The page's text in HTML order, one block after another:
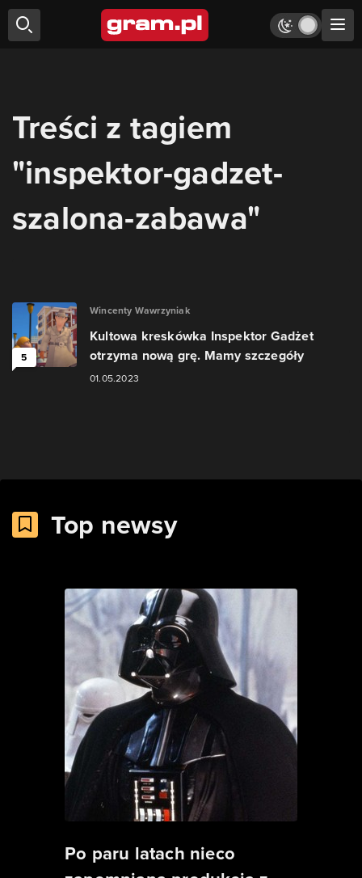
Treści z tagiem
"inspektor-gadzet-
szalona-zabawa"
5
Wincenty Wawrzyniak
Kultowa kreskówka Inspektor Gadżet
otrzyma nową grę. Mamy szczegóły
01.05.2023
Top newsy
Po paru latach nieco